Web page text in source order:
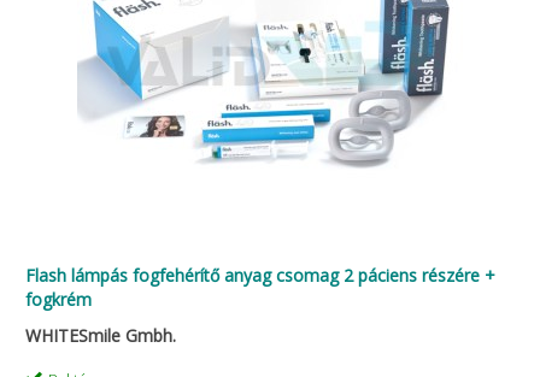
Flash lámpás fogfehérítő anyag csomag 2 páciens részére +
fogkrém
WHITESmile Gmbh.